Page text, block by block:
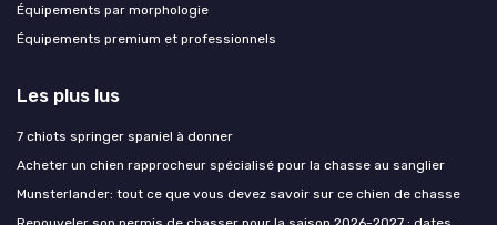
Équipements par morphologie
Équipements premium et professionnels
Les plus lus
7 chiots springer spaniel à donner
Acheter un chien rapprocheur spécialisé pour la chasse au sanglier
Munsterlander: tout ce que vous devez savoir sur ce chien de chasse